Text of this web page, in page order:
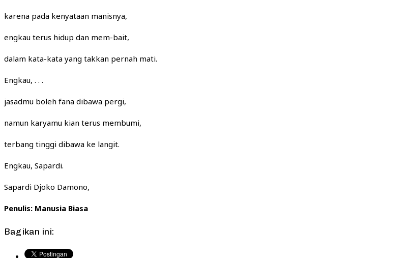
karena pada kenyataan manisnya,
engkau terus hidup dan mem-bait,
dalam kata-kata yang takkan pernah mati.
Engkau, . . .
jasadmu boleh fana dibawa pergi,
namun karyamu kian terus membumi,
terbang tinggi dibawa ke langit.
Engkau, Sapardi.
Sapardi Djoko Damono,
Penulis: Manusia Biasa
Bagikan ini: